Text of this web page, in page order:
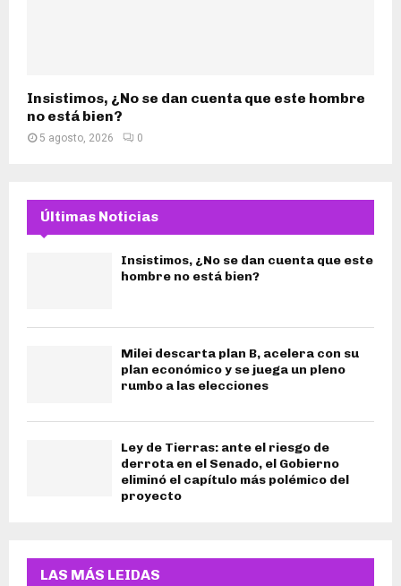
Insistimos, ¿No se dan cuenta que este hombre
no está bien?
5 agosto, 2026 0
Últimas Noticias
Insistimos, ¿No se dan cuenta que este
hombre no está bien?
Milei descarta plan B, acelera con su
plan económico y se juega un pleno
rumbo a las elecciones
Ley de Tierras: ante el riesgo de
derrota en el Senado, el Gobierno
eliminó el capítulo más polémico del
proyecto
LAS MÁS LEIDAS